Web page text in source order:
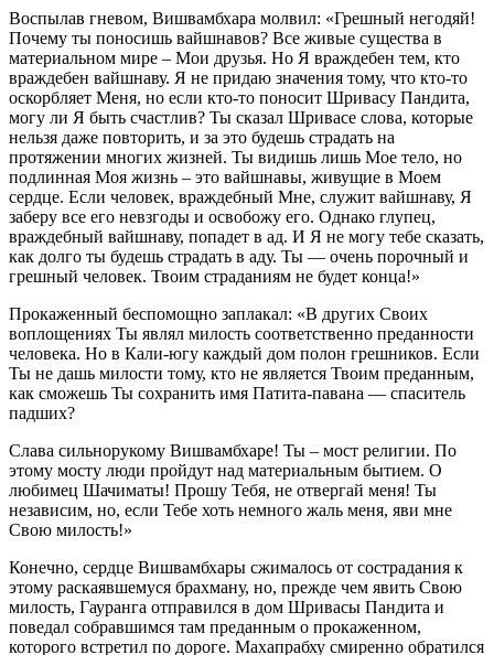
Воспылав гневом, Вишвамбхара молвил: «Грешный негодяй!
Почему ты поносишь вайшнавов? Все живые существа в
материальном мире – Мои друзья. Но Я враждебен тем, кто
враждебен вайшнаву. Я не придаю значения тому, что кто-то
оскорбляет Меня, но если кто-то поносит Шривасу Пандита,
могу ли Я быть счастлив? Ты сказал Шривасе слова, которые
нельзя даже повторить, и за это будешь страдать на
протяжении многих жизней. Ты видишь лишь Мое тело, но
подлинная Моя жизнь – это вайшнавы, живущие в Моем
сердце. Если человек, враждебный Мне, служит вайшнаву, Я
заберу все его невзгоды и освобожу его. Однако глупец,
враждебный вайшнаву, попадет в ад. И Я не могу тебе сказать,
как долго ты будешь страдать в аду. Ты — очень порочный и
грешный человек. Твоим страданиям не будет конца!»
Прокаженный беспомощно заплакал: «В других Своих
воплощениях Ты являл милость соответственно преданности
человека. Но в Кали-югу каждый дом полон грешников. Если
Ты не дашь милости тому, кто не является Твоим преданным,
как сможешь Ты сохранить имя Патита-павана — спаситель
падших?
Слава сильнорукому Вишвамбхаре! Ты – мост религии. По
этому мосту люди пройдут над материальным бытием. О
любимец Шачиматы! Прошу Тебя, не отвергай меня! Ты
независим, но, если Тебе хоть немного жаль меня, яви мне
Свою милость!»
Конечно, сердце Вишвамбхары сжималось от сострадания к
этому раскаявшемуся брахману, но, прежде чем явить Свою
милость, Гауранга отправился в дом Шривасы Пандита и
поведал собравшимся там преданным о прокаженном,
которого встретил по дороге. Махапрабху смиренно обратился